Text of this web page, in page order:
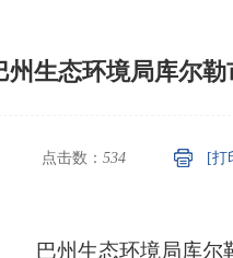
州生态环境局库尔
点击数： 534 [打
巴州生态环境局库尔